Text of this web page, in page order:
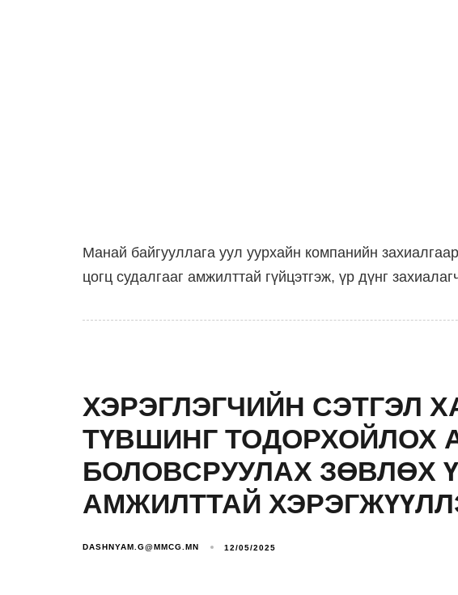
Манай байгууллага уул уурхайн компанийн
цогц судалгааг амжилттай гүйцэтгэж, үр дүнг
ХЭРЭГЛЭГЧИЙН СЭТГЭЛ
ТҮВШИНГ ТОДОРХОЙЛОХ
БОЛОВСРУУЛАХ ЗӨВЛӨХ
АМЖИЛТТАЙ
DASHNYAM.G@MMCG.MN 12/05/2025